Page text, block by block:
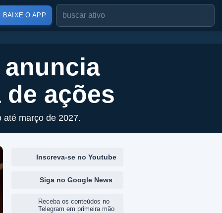
BAIXE O APP
anuncia
ações
até março de 2027.
Inscreva-se no Youtube
Siga no Google News
Receba os conteúdos no
Telegram em primeira mão